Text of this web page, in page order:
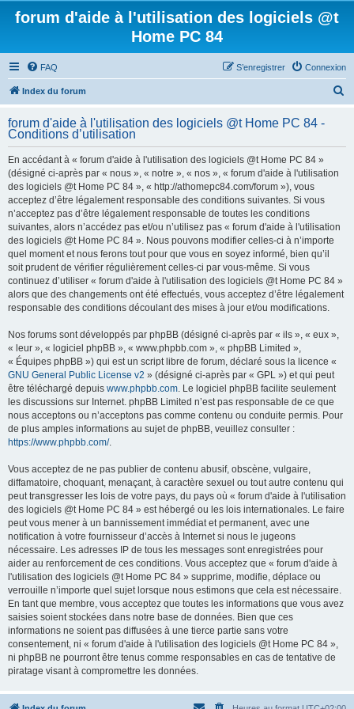
forum d'aide à l'utilisation des logiciels @t
Home PC 84
FAQ Connexion
S’enregistrer
Index du forum
h
forum d'aide à l'utilisation des logiciels @t Home PC 84 -
Conditions d’utilisation
En accédant à « forum d'aide à l'utilisation des logiciels @t Home PC 84 »
(désigné ci-après par « nous », « notre », « nos », « forum d'aide à l'utilisation
des logiciels @t Home PC 84 », « http://athomepc84.com/forum »), vous
acceptez d’être légalement responsable des conditions suivantes. Si vous
n’acceptez pas d’être légalement responsable de toutes les conditions
suivantes, alors n’accédez pas et/ou n’utilisez pas « forum d'aide à l'utilisation
des logiciels @t Home PC 84 ». Nous pouvons modifier celles-ci à n’importe
quel moment et nous ferons tout pour que vous en soyez informé, bien qu’il
soit prudent de vérifier régulièrement celles-ci par vous-même. Si vous
continuez d’utiliser « forum d'aide à l'utilisation des logiciels @t Home PC 84 »
alors que des changements ont été effectués, vous acceptez d’être légalement
responsable des conditions découlant des mises à jour et/ou modifications.
Nos forums sont développés par phpBB (désigné ci-après par « ils », « eux »,
« leur », « logiciel phpBB », « www.phpbb.com », « phpBB Limited »,
« Équipes phpBB ») qui est un script libre de forum, déclaré sous la licence «
GNU General Public License v2 » (désigné ci-après par « GPL ») et qui peut
être téléchargé depuis www.phpbb.com. Le logiciel phpBB facilite seulement
les discussions sur Internet. phpBB Limited n’est pas responsable de ce que
nous acceptons ou n’acceptons pas comme contenu ou conduite permis. Pour
de plus amples informations au sujet de phpBB, veuillez consulter :
https://www.phpbb.com/.
Vous acceptez de ne pas publier de contenu abusif, obscène, vulgaire,
diffamatoire, choquant, menaçant, à caractère sexuel ou tout autre contenu qui
peut transgresser les lois de votre pays, du pays où « forum d'aide à l'utilisation
des logiciels @t Home PC 84 » est hébergé ou les lois internationales. Le faire
peut vous mener à un bannissement immédiat et permanent, avec une
notification à votre fournisseur d’accès à Internet si nous le jugeons
nécessaire. Les adresses IP de tous les messages sont enregistrées pour
aider au renforcement de ces conditions. Vous acceptez que « forum d'aide à
l'utilisation des logiciels @t Home PC 84 » supprime, modifie, déplace ou
verrouille n’importe quel sujet lorsque nous estimons que cela est nécessaire.
En tant que membre, vous acceptez que toutes les informations que vous avez
saisies soient stockées dans notre base de données. Bien que ces
informations ne soient pas diffusées à une tierce partie sans votre
consentement, ni « forum d'aide à l'utilisation des logiciels @t Home PC 84 »,
ni phpBB ne pourront être tenus comme responsables en cas de tentative de
piratage visant à compromettre les données.